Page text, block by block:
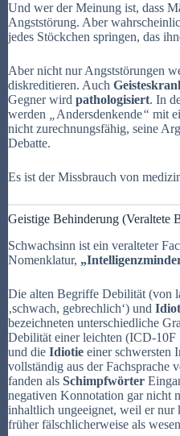
Und wer der Meinung ist, dass
Angststörung. Aber
jedes Stöckchen springen, das
Aber nicht nur Angststörungen
diskreditieren. Auch
Gegner wird pathologisiert. In
werden
Andersdenkende“ mit
nicht zurechnungsfähig, seine
Debatte.
Es ist der Missbrauch von
Geistige Behinderung (Veraltete
Schwachsinn ist ein veralteter
Nomenklatur,
Die alten Begriffe Debilität (von
‚schwach, gebrechlich‘) und
bezeichneten unterschiedliche
Debilität einer leichten (ICD-10F
und die Idiotie einer schwersten
vollständig aus der
fanden als Schimpfwörter
negativen Konnotation gar nicht
inhaltlich ungeeignet, weil er nur
früher fälschlicherweise als